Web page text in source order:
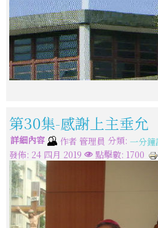
第30集-感謝上主垂允
詳細內容 作者 管理員 分類: 一分鐘
發佈: 24 四月 2019
點擊數: 1700